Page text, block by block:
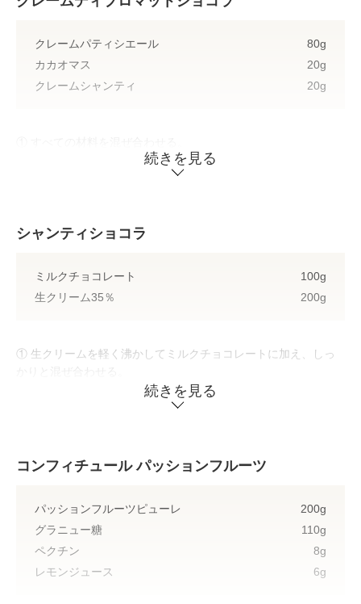
（1個あたり3g）
クレームパティシエール
80g
カカオマス
20g
クレームシャンティ
20g
続きを見る
シャンティショコラ
ミルクチョコレート
100g
生クリーム35％
200g
① 生クリームを軽く沸かしてミルクチョコレートに加え、しっ
かりと混ぜ合わせる。
② 冷蔵庫で一晩寝かせる。続きを見る
コンフィチュール パッションフルーツ
パッションフルーツピューレ
200g
グラニュー糖
110g
ペクチン
8g
レモンジュース
6g